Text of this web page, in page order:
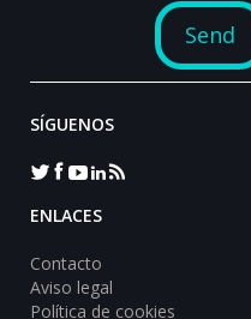
SÍGUENOS
ENLACES
Contacto
Aviso legal
Política de cookies